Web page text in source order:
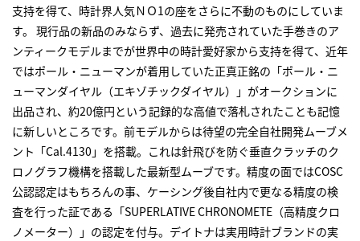
支持を得て、時計界人気ＮＯ1の座をさらに不動のものにしていま
す。 現行品の新品のみならず、過去に発売されていた手巻きのア
ンティークモデルまでが世界中の時計愛好家から支持を得て、近年
ではポール・ニューマンが着用していた正真正銘の「ポール・ニ
ューマンダイヤル（エキゾチックダイヤル）」がオークションに
出品され、約20億円という記録的な高値で落札されたことも記憶
に新しいところです。前モデルからは待望の完全自社開発ムーブメ
ント「Cal.4130」を搭載。これは針飛びを防ぐ垂直クラッチのク
ロノグラフ機構を搭載した最新型ムーブです。精度の面ではCOSC
公認認定はもちろんの事、ケーシング後自社内で更なる精度の検
査を行った証である「SUPERLATIVE CHRONOMETE（高精度クロ
ノメーター）」の認定を付与。デイトナは実用時計ブランドの実